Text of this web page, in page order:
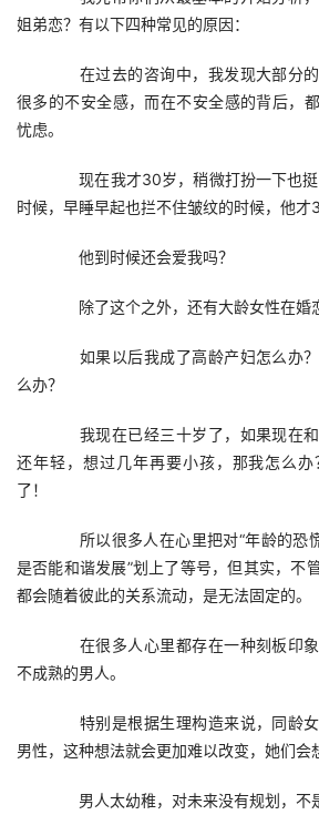
姐弟恋？有以下四种常见的原因：
在过去的咨询中，我发现大部分的
很多的不安全感，而在不安全感的背后，
忧虑。
现在我才30岁，稍微打扮一下也挺
时候，早睡早起也拦不住皱纹的时候，他才
他到时候还会爱我吗？
除了这个之外，还有大龄女性在婚
如果以后我成了高龄产妇怎么办？
么办？
我现在已经三十岁了，如果现在和
还年轻，想过几年再要小孩，那我怎么
了！
所以很多人在心里把对“年龄的恐
是否能和谐发展”划上了等号，但其实，不
都会随着彼此的关系流动，是无法固定的。
在很多人心里都存在一种刻板印象
不成熟的男人。
特别是根据生理构造来说，同龄女
男性，这种想法就会更加难以改变，她们会
男人太幼稚，对未来没有规划，不